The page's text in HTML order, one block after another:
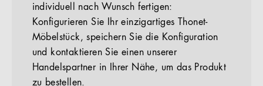
individuell nach Wunsch fertigen:
Konfigurieren Sie Ihr einzigartiges Thonet-
Möbelstück, speichern Sie die Konfiguration
und kontaktieren Sie einen unserer
Handelspartner in Ihrer Nähe, um das Produkt
zu bestellen.